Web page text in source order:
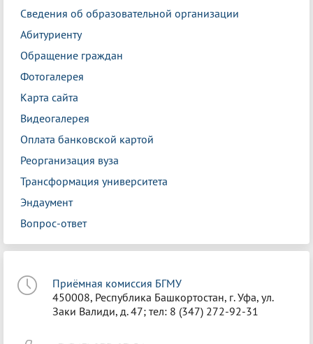
Сведения об образовательной организации
Абитуриенту
Обращение граждан
Фотогалерея
Карта сайта
Видеогалерея
Оплата банковской картой
Реорганизация вуза
Трансформация университета
Эндаумент
Вопрос-ответ
Приёмная комиссия БГМУ
450008, Республика Башкортостан, г. Уфа, ул.
Заки Валиди, д. 47; тел: 8 (347) 272-92-31